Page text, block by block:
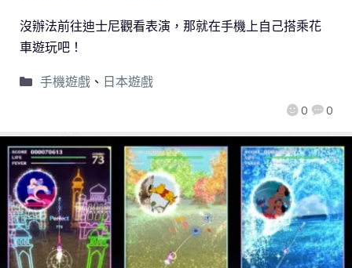
0 0
沒辦法前往迪士尼觀看表演，那就在手機上自己搭乘花
車遊玩吧！
手機遊戲、 日本遊戲